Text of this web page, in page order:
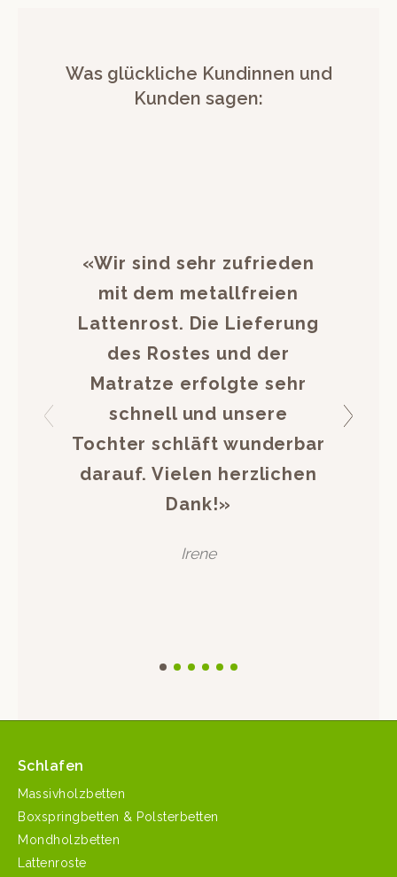
Was glückliche Kundinnen und
Kunden sagen:
«Wir sind sehr zufrieden
mit dem metallfreien
Lattenrost. Die Lieferung
des Rostes und der
Matratze erfolgte sehr
schnell und unsere
Tochter schläft wunderbar
darauf. Vielen herzlichen
Dank!»
Irene
Schlafen
Massivholzbetten
Boxspringbetten & Polsterbetten
Mondholzbetten
Lattenroste